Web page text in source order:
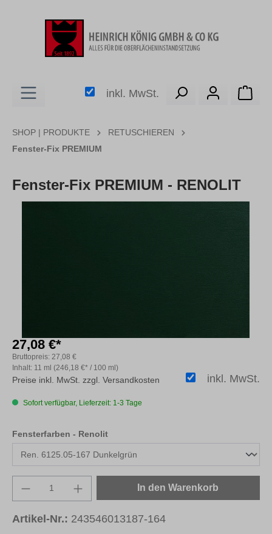
inkl. MwSt.
SHOP | PRODUKTE
RETUSCHIEREN
Fenster-Fix PREMIUM
Fenster-Fix PREMIUM - RENOLIT
27,08 €*
Inhalt: 11 ml (246,18 €* / 100 ml)
Bruttopreis: 27,08 €
inkl. MwSt.
Preise inkl. MwSt. zzgl. Versandkosten
Sofort verfügbar, Lieferzeit: 1-3 Tage
Fensterfarben - Renolitauswählen
Produkt Anzahl: Gib den gewünschten
In den Warenkorb
Artikel-Nr.: 243546013187-164